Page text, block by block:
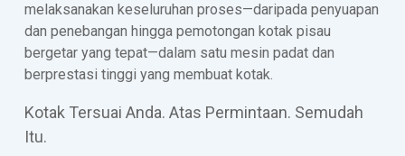
melaksanakan keseluruhan proses—daripada penyuapan
dan penebangan hingga pemotongan kotak pisau
bergetar yang tepat—dalam satu mesin padat dan
berprestasi tinggi yang membuat kotak.
Kotak Tersuai Anda. Atas Permintaan. Semudah
Itu.